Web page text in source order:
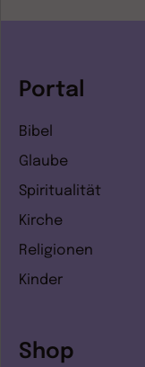
Portal
Bibel
Glaube
Spiritualität
Kirche
Religionen
Kinder
Shop